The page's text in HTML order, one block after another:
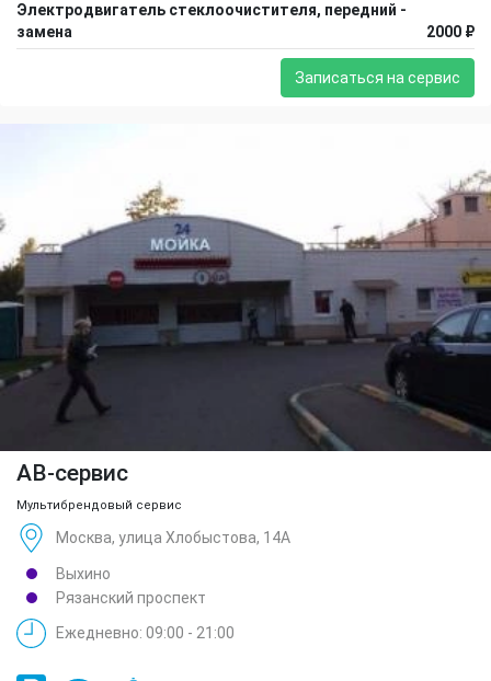
Электродвигатель стеклоочистителя, передний -
замена
2000 ₽
Записаться на сервис
АВ-сервис
Мультибрендовый сервис
Москва, улица Хлобыстова, 14А
Выхино
Рязанский проспект
Ежедневно: 09:00 - 21:00